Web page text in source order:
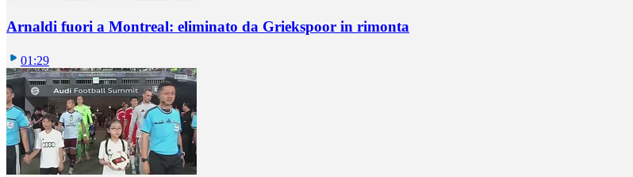
Arnaldi fuori a Montreal: eliminato da Griekspoor in rimonta
01:29